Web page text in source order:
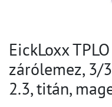
EickLoxx
zárólemez, 3/
2.3, titán,